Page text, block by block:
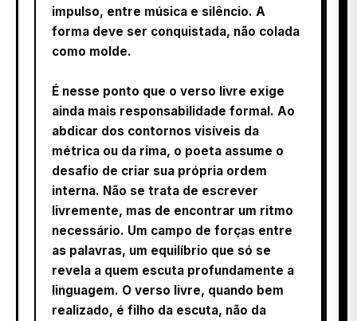
impulso, entre música e silêncio. A
forma deve ser conquistada, não colada
como molde.
É nesse ponto que o verso livre exige
ainda mais responsabilidade formal. Ao
abdicar dos contornos visíveis da
métrica ou da rima, o poeta assume o
desafio de criar sua própria ordem
interna. Não se trata de escrever
livremente, mas de encontrar um ritmo
necessário. Um campo de forças entre
as palavras, um equilíbrio que só se
revela a quem escuta profundamente a
linguagem. O verso livre, quando bem
realizado, é filho da escuta, não da